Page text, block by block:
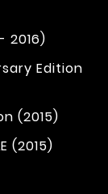
2016)
Edition
(2015)
(2015)